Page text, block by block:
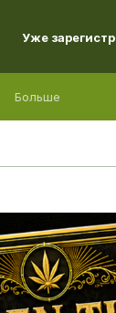
Уже
Больше